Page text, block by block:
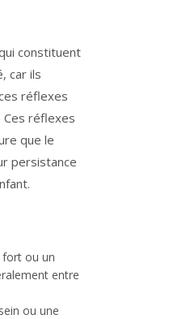
constituent
car ils
réflexes
réflexes
que le
persistance
fort ou un
entre
ou une